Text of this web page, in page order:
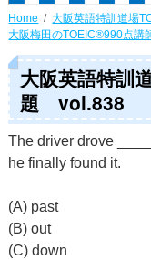
Home
大阪英語特訓道場
大阪梅田のTOEIC®990点講
大阪英語特訓
題 vol.838
The driver drove
he finally found it.
(A) past
(B) out
(C) down